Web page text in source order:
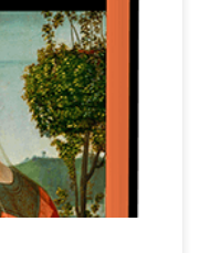
la Serenísima,
y a su ciudad
Eje entre oriente
comercial amplio y
poco […]